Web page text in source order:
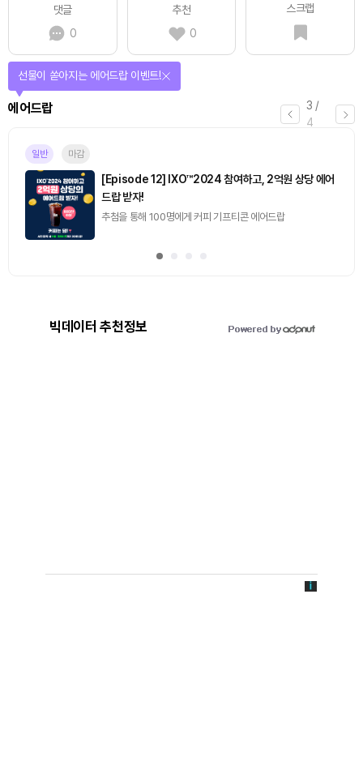
댓글
0
추천
0
스크랩
3 /
4
에어드랍
선물이 쏟아지는 에어드랍 이벤트!
일반 마감
[Episode 12] IXO™2024 참여하고, 2억원 상당 에어
드랍 받자!
추첨을 통해 100명에게 커피 기프티콘 에어드랍
빅데이터 추천정보